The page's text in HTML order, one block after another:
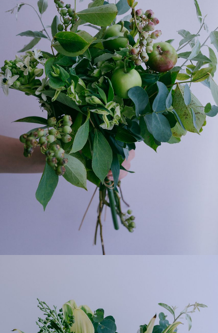
Q. 毎月自動でお花が届くサービスですか？
いいえ、毎月自動でお届けするサービスではありません。好
きな時に好きな花をご注文いただけます。
Q. 配送できないエリアはありますか？
ただいま沖縄・離島エリアへの配送には対応しておりませ
ん。ご了承ください。
Q. 配送日時は指定できますか？
お花をベストなタイミングで発送しているため、お届け日の
指定はできません。受け取り時間帯は、発送後にクロネコヤ
マトのアプリから変更可能です。
Q. 注文後にキャンセルできますか？
ご注文後一定時間内であればキャンセル可能です。